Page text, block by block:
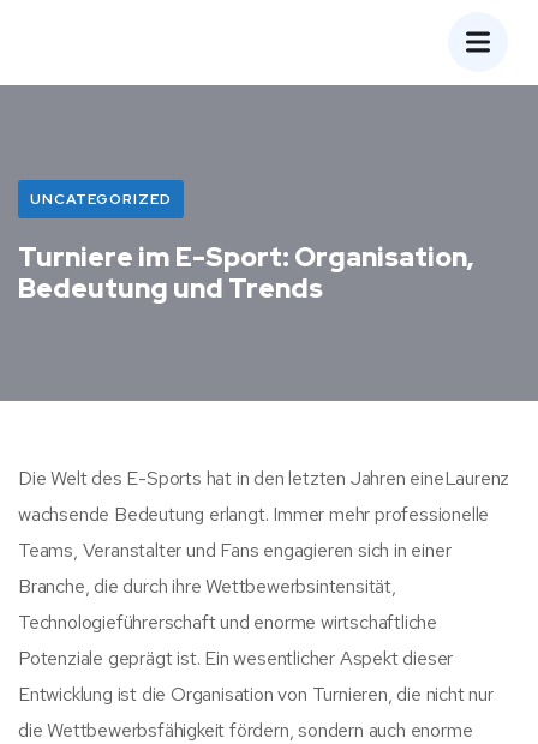
UNCATEGORIZED
Turniere im E-Sport: Organisation,
Bedeutung und Trends
Die Welt des E-Sports hat in den letzten Jahren eineLaurenz
wachsende Bedeutung erlangt. Immer mehr professionelle
Teams, Veranstalter und Fans engagieren sich in einer
Branche, die durch ihre Wettbewerbsintensität,
Technologieführerschaft und enorme wirtschaftliche
Potenziale geprägt ist. Ein wesentlicher Aspekt dieser
Entwicklung ist die Organisation von Turnieren, die nicht nur
die Wettbewerbsfähigkeit fördern, sondern auch enorme